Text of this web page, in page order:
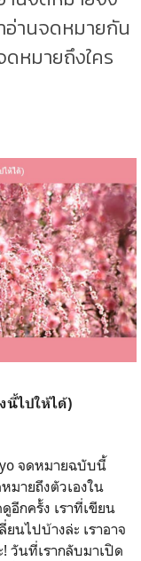
อ่านจดหมายกัน
ดหมายถึงใคร
นี้ไปให้ได้)
จดหมายฉบับนี้
มายถึงตัวเองใน
อีกครั้ง เราที่เขียน
นไปบ้างล่ะ เราอาจ
วันที่เรากลับมาเปิด